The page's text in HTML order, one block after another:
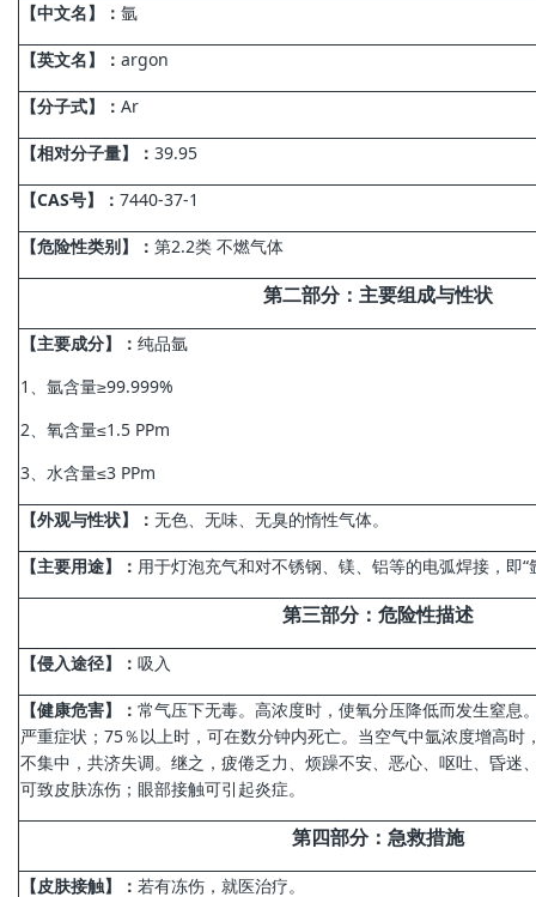
【中文名】： 氩
【英文名】： argon
【分子式】： Ar
【相对分子量】： 39.95
【CAS号】： 7440-37-1
【危险性类别】： 第2.2类 不燃气体
第二部分：主要组成与性状
【主要成分】： 纯品氩
1、氩含量≥99.999%
2、氧含量≤1.5 PPm
3、水含量≤3 PPm
【外观与性状】： 无色、无味、无臭的惰性气体。
【主要用途】： 用于灯泡充气和对不锈钢、镁、铝等的电弧焊接，即“
第三部分： 危险性描述
【侵入途径】： 吸入
【健康危害】： 常气压下无毒。高浓度时，使氧分压降低而发生窒息
严重症状；75％以上时，可在数分钟内死亡。当空气中氩浓度增高时
不集中，共济失调。继之，疲倦乏力、烦躁不安、恶心、呕吐、昏迷
可致皮肤冻伤；眼部接触可引起炎症。
第四部分：急救措施
【皮肤接触】： 若有冻伤，就医治疗。